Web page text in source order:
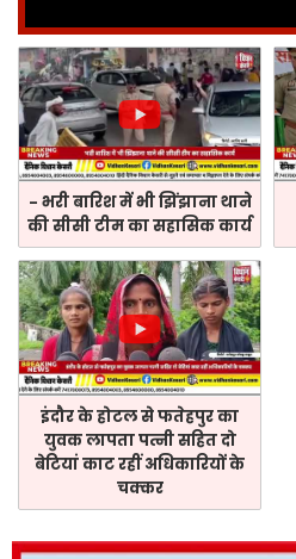
- भरी बारिश में भी झिंझाना थाने
की सीसी टीम का सहासिक कार्य
इंदौर के होटल से फतेहपुर का
युवक लापता पत्नी सहित दो
बेटियां काट रहीं अधिकारियों के
चक्कर